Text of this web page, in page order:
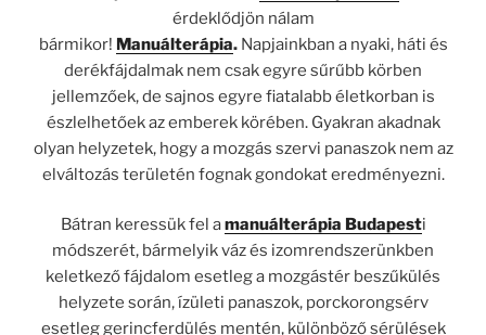
érdeklődjön nálam
bármikor! Manuálterápia. Napjainkban a nyaki, háti és
derékfájdalmak nem csak egyre sűrűbb körben
jellemzőek, de sajnos egyre fiatalabb életkorban is
észlelhetőek az emberek körében. Gyakran akadnak
olyan helyzetek, hogy a mozgás szervi panaszok nem az
elváltozás területén fognak gondokat eredményezni.
Bátran keressük fel amanuálterápia Budapesti
módszerét, bármelyik váz és izomrendszerünkben
keletkező fájdalom esetleg a mozgástér beszűkülés
helyzete során, ízületi panaszok, porckorongsérv
esetleg gerincferdülés mentén, különböző sérülések